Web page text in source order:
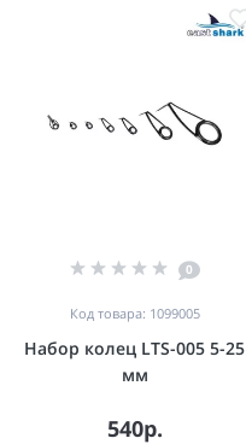
0
Код товара: 1099005
Набор колец LTS-005 5-25
мм
540р.